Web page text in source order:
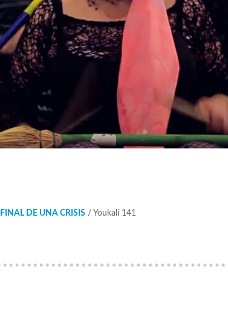
DE UNA CRISIS / Youkali 141